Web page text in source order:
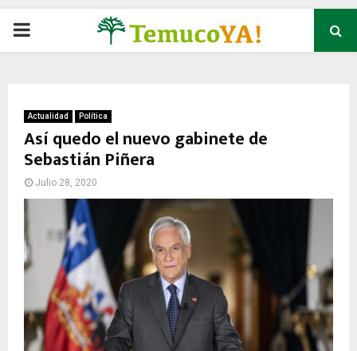
P
M
A
R
M
Actualidad Política
Así quedo el nuevo gabinete de
Sebastián Piñera
Julio 28, 2020